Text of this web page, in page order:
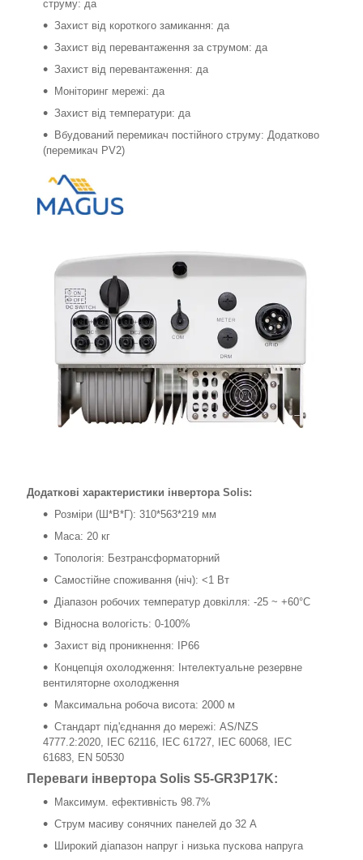
струму: да
Захист від короткого замикання: да
Захист від перевантаження за струмом: да
Захист від перевантаження: да
Моніторинг мережі: да
Захист від температури: да
Вбудований перемикач постійного струму: Додатково
(перемикач PV2)
Додаткові характеристики інвертора Solis:
Розміри (Ш*В*Г): 310*563*219 мм
Маса: 20 кг
Топологія: Безтрансформаторний
Самостійне споживання (ніч): <1 Вт
Діапазон робочих температур довкілля: -25 ~ +60°С
Відносна вологість: 0-100%
Захист від проникнення: IP66
Концепція охолодження: Інтелектуальне резервне
вентиляторне охолодження
Максимальна робоча висота: 2000 м
Стандарт під'єднання до мережі: AS/NZS
4777.2:2020, IEC 62116, IEC 61727, IEC 60068, IEC
61683, EN 50530
Переваги інвертора Solis S5-GR3P17K:
Максимум. ефективність 98.7%
Струм масиву сонячних панелей до 32 А
Широкий діапазон напруг і низька пускова напруга